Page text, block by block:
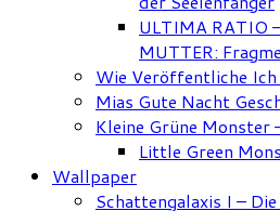
ULTIMA RATIO
MUTTER:
Wie Veröffentliche Ich
Mias Gute Nacht
Kleine Grüne Monster
Little Green
Wallpaper
Schattengalaxis I –